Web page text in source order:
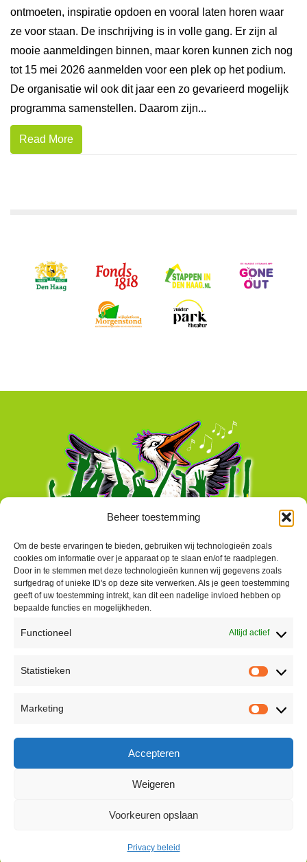
Beheer toestemming
Om de beste ervaringen te bieden, gebruiken wij technologieën zoals
cookies om informatie over je apparaat op te slaan en/of te raadplegen.
Door in te stemmen met deze technologieën kunnen wij gegevens zoals
surfgedrag of unieke ID's op deze site verwerken. Als je geen toestemming
geeft of uw toestemming intrekt, kan dit een nadelige invloed hebben op
bepaalde functies en mogelijkheden.
Functioneel Altijd actief
Statistieken
Marketing
Accepteren
Weigeren
Voorkeuren opslaan
Privacy beleid
ontmoeten, inspiratie opdoen en vooral laten horen waar
ze voor staan. De inschrijving is in volle gang. Er zijn al
mooie aanmeldingen binnen, maar koren kunnen zich nog
tot 15 mei 2026 aanmelden voor een plek op het podium.
De organisatie wil ook dit jaar een zo gevarieerd mogelijk
programma samenstellen. Daarom zijn...
Read More
Peter Vergroesen
korenfestivaldenhaag@gmail.com
© 2026 - All right reservedKorenfestival Den Haag